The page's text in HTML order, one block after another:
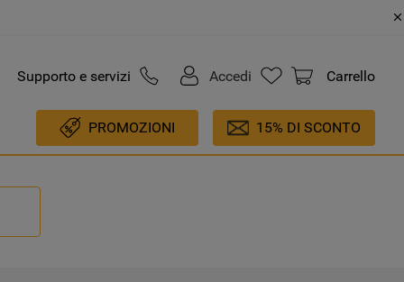
Supporto e servizi Accedi Carrello
PROMOZIONI 15% DI SCONTO